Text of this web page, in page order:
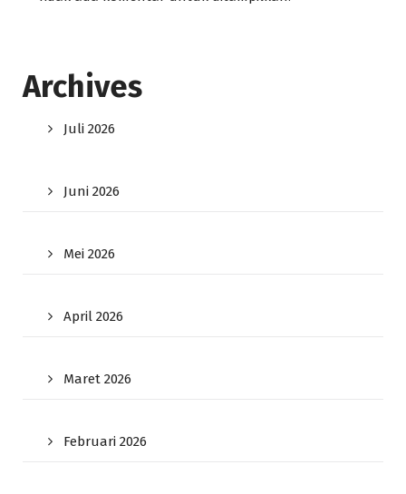
Archives
Juli 2026
Juni 2026
Mei 2026
April 2026
Maret 2026
Februari 2026